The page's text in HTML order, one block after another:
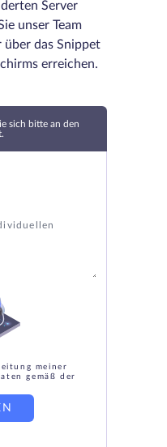
Server
unser Team
über das Snippet
erreichen.
sich bitte an den
meiner
gemäß der